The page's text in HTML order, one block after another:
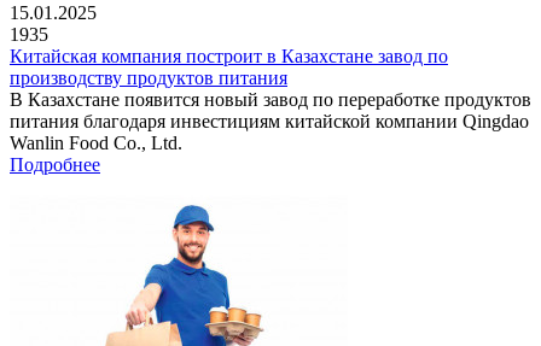
15.01.2025
1935
Китайская компания построит в Казахстане завод по
производству продуктов питания
В Казахстане появится новый завод по переработке продуктов
питания благодаря инвестициям китайской компании Qingdao
Wanlin Food Co., Ltd.
Подробнее